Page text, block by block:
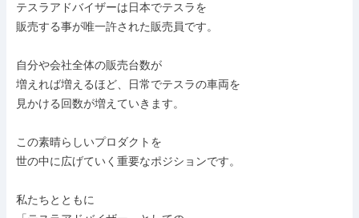
テスラアドバイザーは日本でテスラを
販売する事が唯一許された販売員です。
自分や会社全体の販売台数が
増えれば増えるほど、日常でテスラの車両を
見かける回数が増えていきます。
この素晴らしいプロダクトを
世の中に広げていく重要なポジションです。
私たちとともに